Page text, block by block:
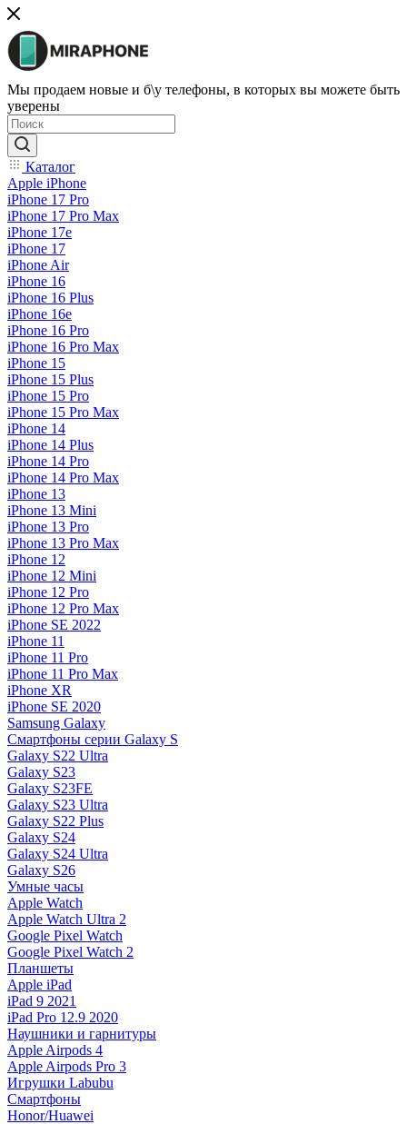
Мы продаем новые и б\у телефоны, в которых вы можете быть
уверены
Каталог
Apple iPhone
iPhone 17 Pro
iPhone 17 Pro Max
iPhone 17e
iPhone 17
iPhone Air
iPhone 16
iPhone 16 Plus
iPhone 16e
iPhone 16 Pro
iPhone 16 Pro Max
iPhone 15
iPhone 15 Plus
iPhone 15 Pro
iPhone 15 Pro Max
iPhone 14
iPhone 14 Plus
iPhone 14 Pro
iPhone 14 Pro Max
iPhone 13
iPhone 13 Mini
iPhone 13 Pro
iPhone 13 Pro Max
iPhone 12
iPhone 12 Mini
iPhone 12 Pro
iPhone 12 Pro Max
iPhone SE 2022
iPhone 11
iPhone 11 Pro
iPhone 11 Pro Max
iPhone XR
iPhone SE 2020
Samsung Galaxy
Смартфоны серии Galaxy S
Galaxy S22 Ultra
Galaxy S23
Galaxy S23FE
Galaxy S23 Ultra
Galaxy S22 Plus
Galaxy S24
Galaxy S24 Ultra
Galaxy S26
Умные часы
Apple Watch
Apple Watch Ultra 2
Google Pixel Watch
Google Pixel Watch 2
Планшеты
Apple iPad
iPad 9 2021
iPad Pro 12.9 2020
Наушники и гарнитуры
Apple Airpods 4
Apple Airpods Pro 3
Игрушки Labubu
Смартфоны
Honor/Huawei